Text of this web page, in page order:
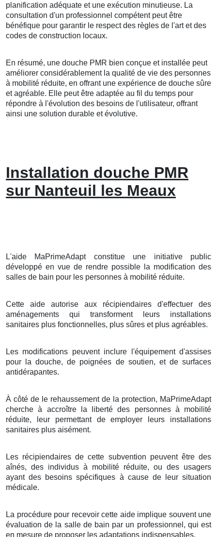
planification adéquate et une exécution minutieuse. La
consultation d'un professionnel compétent peut être
bénéfique pour garantir le respect des règles de l'art et des
codes de construction locaux.
En résumé, une douche PMR bien conçue et installée peut
améliorer considérablement la qualité de vie des personnes
à mobilité réduite, en offrant une expérience de douche sûre
et agréable. Elle peut être adaptée au fil du temps pour
répondre à l'évolution des besoins de l'utilisateur, offrant
ainsi une solution durable et évolutive.
Installation douche PMR
sur Nanteuil les Meaux
L'aide MaPrimeAdapt constitue une initiative public
développé en vue de rendre possible la modification des
salles de bain pour les personnes à mobilité réduite.
Cette aide autorise aux récipiendaires d'effectuer des
aménagements qui transforment leurs installations
sanitaires plus fonctionnelles, plus sûres et plus agréables.
Les modifications peuvent inclure l'équipement d'assises
pour la douche, de poignées de soutien, et de surfaces
antidérapantes.
À côté de le rehaussement de la protection, MaPrimeAdapt
cherche à accroître la liberté des personnes à mobilité
réduite, leur permettant de employer leurs installations
sanitaires plus aisément.
Les récipiendaires de cette subvention peuvent être des
aînés, des individus à mobilité réduite, ou des usagers
ayant des besoins spécifiques à cause de leur situation
médicale.
La procédure pour recevoir cette aide implique souvent une
évaluation de la salle de bain par un professionnel, qui est
en mesure de proposer les adaptations indispensables.